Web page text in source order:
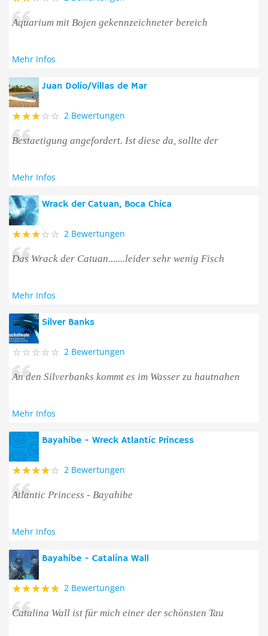
Aquarium mit Bojen gekennzeichneter bereich
Mehr Infos
Juan Dolio/Villas de Mar
2 Bewertungen
Bestaetigung angefordert. Ist diese da, sollte der
Mehr Infos
Wrack der Catuan, Boca Chica
2 Bewertungen
Das Wrack der Catuan.......leider sehr wenig Fisch
Mehr Infos
Silver Banks
2 Bewertungen
An den Silverbanks kommt es im Wasser zu hautnahen
Mehr Infos
Bayahibe - Wreck Atlantic Princess
2 Bewertungen
Atlantic Princess - Bayahibe
Mehr Infos
Bayahibe - Catalina Wall
2 Bewertungen
Catalina Wall ist für mich einer der schönsten Tau